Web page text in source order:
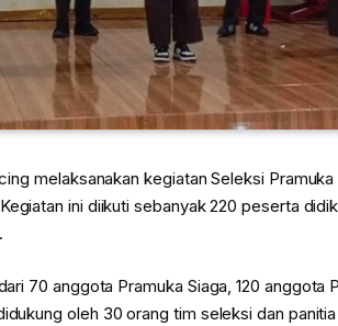
melaksanakan kegiatan Seleksi
ini diikuti sebanyak 220 peserta
70 anggota Pramuka Siaga, 120 anggota
oleh 30 orang tim seleksi dan